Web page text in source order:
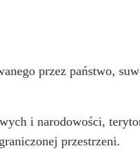
przez państwo,
i narodowości,
przestrzeni.